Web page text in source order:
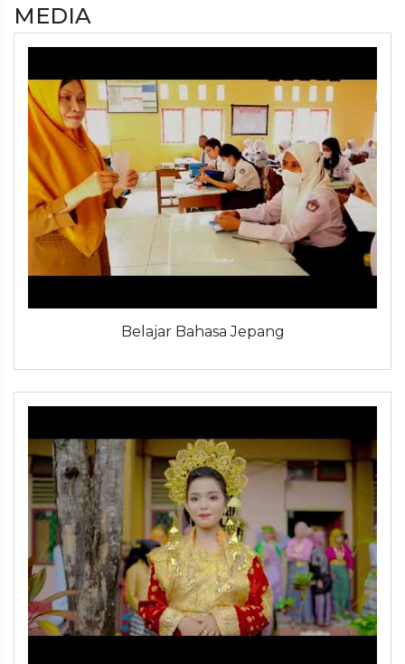
MEDIA
Belajar Bahasa Jepang